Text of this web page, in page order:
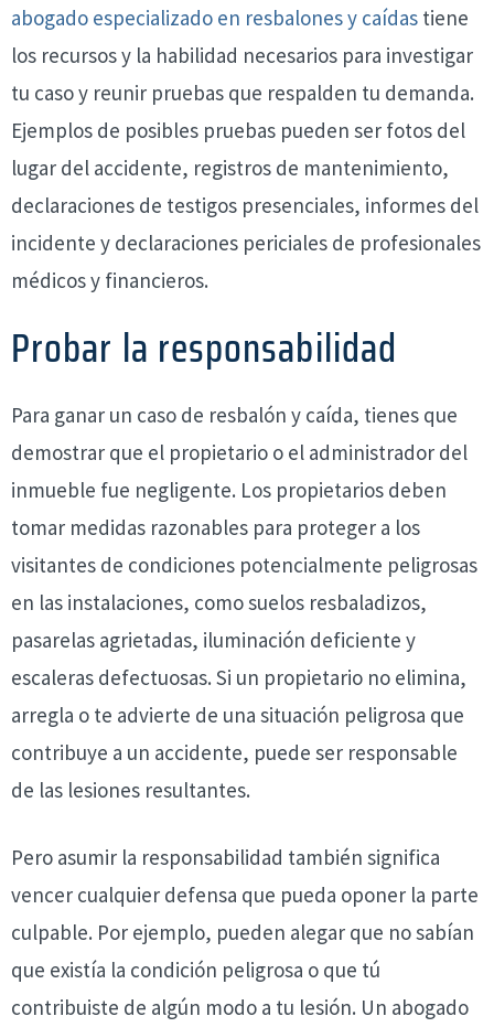
abogado especializado en resbalones y caídas tiene
los recursos y la habilidad necesarios para investigar
tu caso y reunir pruebas que respalden tu demanda.
Ejemplos de posibles pruebas pueden ser fotos del
lugar del accidente, registros de mantenimiento,
declaraciones de testigos presenciales, informes del
incidente y declaraciones periciales de profesionales
médicos y financieros.
Probar la responsabilidad
Para ganar un caso de resbalón y caída, tienes que
demostrar que el propietario o el administrador del
inmueble fue negligente. Los propietarios deben
tomar medidas razonables para proteger a los
visitantes de condiciones potencialmente peligrosas
en las instalaciones, como suelos resbaladizos,
pasarelas agrietadas, iluminación deficiente y
escaleras defectuosas. Si un propietario no elimina,
arregla o te advierte de una situación peligrosa que
contribuye a un accidente, puede ser responsable
de las lesiones resultantes.
Pero asumir la responsabilidad también significa
vencer cualquier defensa que pueda oponer la parte
culpable. Por ejemplo, pueden alegar que no sabían
que existía la condición peligrosa o que tú
contribuiste de algún modo a tu lesión. Un abogado